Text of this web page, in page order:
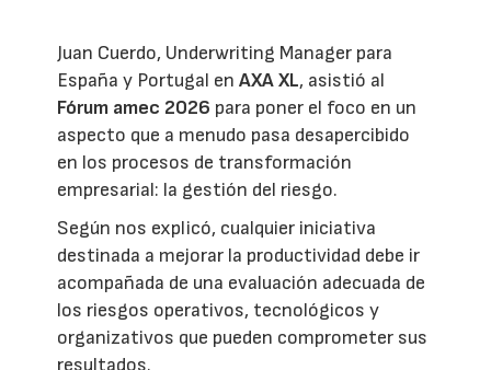
Juan Cuerdo, Underwriting Manager para
España y Portugal enAXA XL, asistió al
Fórum amec 2026 para poner el foco en un
aspecto que a menudo pasa desapercibido
en los procesos de transformación
empresarial: la gestión del riesgo.
Según nos explicó, cualquier iniciativa
destinada a mejorar la productividad debe ir
acompañada de una evaluación adecuada de
los riesgos operativos, tecnológicos y
organizativos que pueden comprometer sus